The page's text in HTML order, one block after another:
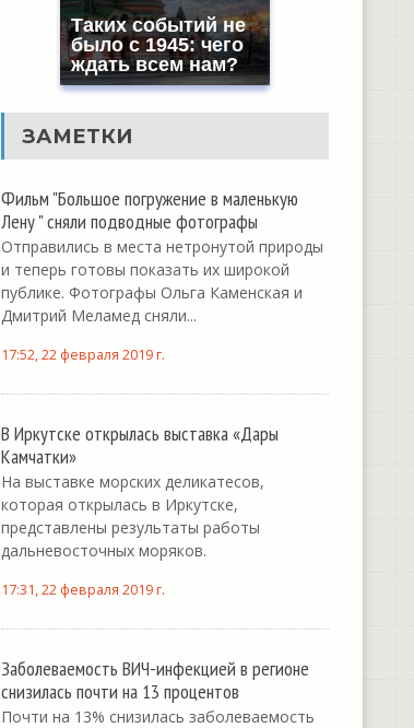
Таких событий не
было с 1945: чего
ждать всем нам?
ЗАМЕТКИ
Фильм "Большое погружение в маленькую
Лену " сняли подводные фотографы
Отправились в места нетронутой природы
и теперь готовы показать их широкой
публике. Фотографы Ольга Каменская и
Дмитрий Меламед сняли...
17:52, 22 февраля 2019 г.
В Иркутске открылась выставка «Дары
Камчатки»
На выставке морских деликатесов,
которая открылась в Иркутске,
представлены результаты работы
дальневосточных моряков.
17:31, 22 февраля 2019 г.
Заболеваемость ВИЧ-инфекцией в регионе
снизилась почти на 13 процентов
Почти на 13% снизилась заболеваемость